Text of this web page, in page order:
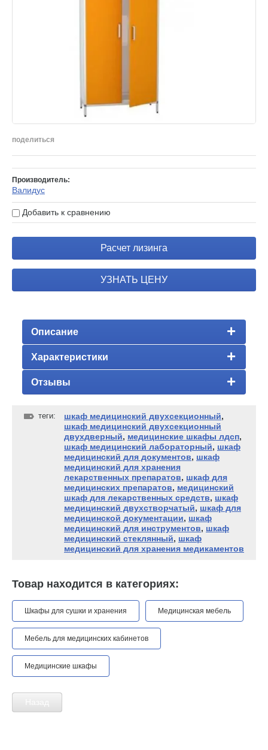
поделиться
Производитель:
Валидус
Добавить к сравнению
Расчет лизинга
УЗНАТЬ ЦЕНУ
Описание
Характеристики
Отзывы
теги: шкаф медицинский двухсекционный,
шкаф медицинский двухсекционный
двухдверный, медицинские шкафы лдсп,
шкаф медицинский лабораторный, шкаф
медицинский для документов, шкаф
медицинский для хранения
лекарственных препаратов, шкаф для
медицинских препаратов, медицинский
шкаф для лекарственных средств, шкаф
медицинский двухстворчатый, шкаф для
медицинской документации, шкаф
медицинский для инструментов, шкаф
медицинский стеклянный, шкаф
медицинский для хранения медикаментов
Товар находится в категориях:
Шкафы для сушки и хранения Медицинская мебель
Мебель для медицинских кабинетов
Медицинские шкафы